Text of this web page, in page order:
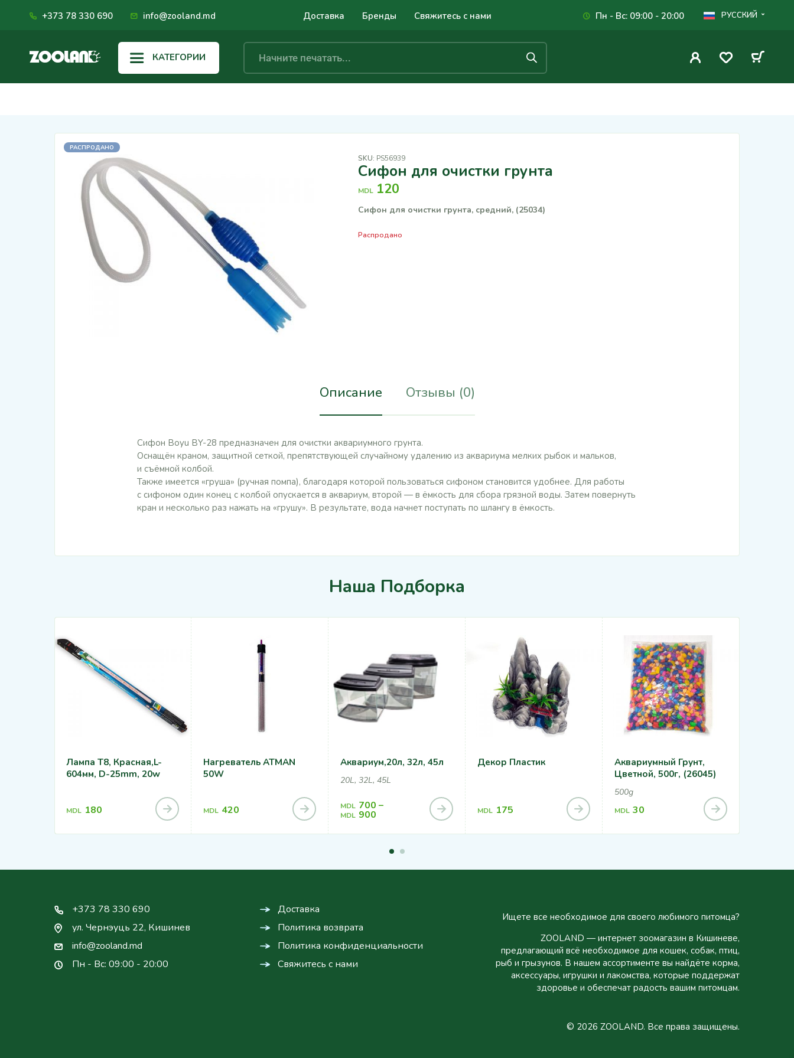
+373 78 330 690 info@zooland.md Доставка Бренды Свяжитесь с нами Пн - Вс: 09:00 - 20:00 РУССКИЙ
КАТЕГОРИИ
РАСПРОДАНО
SKU: PS56939
Сифон для очистки грунта
MDL 120
Сифон для очистки грунта, средний, (25034)
Распродано
Описание Отзывы (0)
Сифон Boyu BY-28 предназначен для очистки аквариумного грунта.
Оснащён краном, защитной сеткой, препятствующей случайному удалению из аквариума мелких рыбок и мальков,
и съёмной колбой.
Также имеется «груша» (ручная помпа), благодаря которой пользоваться сифоном становится удобнее. Для работы
с сифоном один конец с колбой опускается в аквариум, второй — в ёмкость для сбора грязной воды. Затем повернуть
кран и несколько раз нажать на «грушу». В результате, вода начнет поступать по шлангу в ёмкость.
Наша Подборка
Лампа T8, Красная,L-
604мм, D-25mm, 20w
MDL 180
Нагреватель ATMAN
50W
MDL 420
Аквариум,20л, 32л, 45л
20L, 32L, 45L
MDL 700 –
MDL 900
Декор Пластик
MDL 175
Аквариумный Грунт,
Цветной, 500г, (26045)
500g
MDL 30
+373 78 330 690
ул. Чернэуць 22, Кишинев
info@zooland.md
Пн - Вс: 09:00 - 20:00
Доставка
Политика возврата
Политика конфиденциальности
Свяжитесь с нами
Ищете все необходимое для своего любимого питомца?
ZOOLAND — интернет зоомагазин в Кишиневе,
предлагающий всё необходимое для кошек, собак, птиц,
рыб и грызунов. В нашем ассортименте вы найдёте корма,
аксессуары, игрушки и лакомства, которые поддержат
здоровье и обеспечат радость вашим питомцам.
© 2026 ZOOLAND. Все права защищены.